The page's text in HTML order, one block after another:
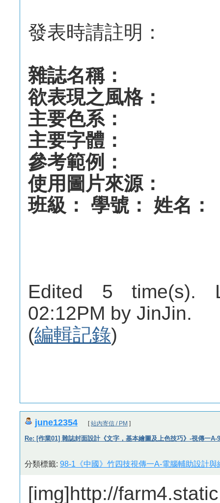
發表時請註明：
雜誌名稱：
欲表現之風格：
主要色系：
主要字體：
參考範例：
使用圖片來源：
班級： 學號： 姓名：
Edited 5 time(s).
02:12PM by JinJin.
(編輯記錄)
june12354 [站內寄信 / PM ]
Re: [作業01] 雜誌封面設計《文字，基本繪圖及上色技巧》-視傳一A-
分類標籤: 98-1《中國》竹四技視傳一A-電腦輔助設計與
[img]http://